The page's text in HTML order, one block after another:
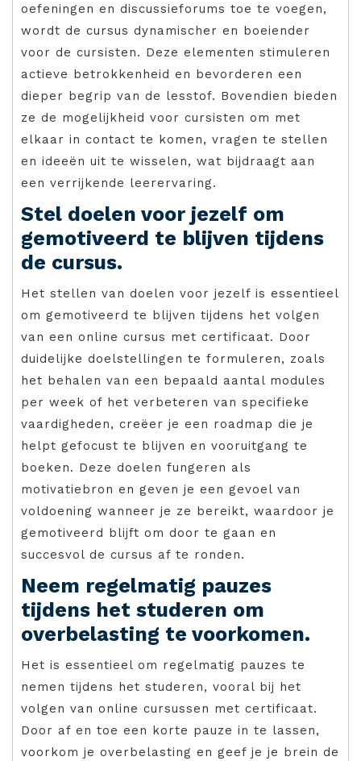
oefeningen en discussieforums toe te voegen,
wordt de cursus dynamischer en boeiender
voor de cursisten. Deze elementen stimuleren
actieve betrokkenheid en bevorderen een
dieper begrip van de lesstof. Bovendien bieden
ze de mogelijkheid voor cursisten om met
elkaar in contact te komen, vragen te stellen
en ideeën uit te wisselen, wat bijdraagt aan
een verrijkende leerervaring.
Stel doelen voor jezelf om
gemotiveerd te blijven tijdens
de cursus.
Het stellen van doelen voor jezelf is essentieel
om gemotiveerd te blijven tijdens het volgen
van een online cursus met certificaat. Door
duidelijke doelstellingen te formuleren, zoals
het behalen van een bepaald aantal modules
per week of het verbeteren van specifieke
vaardigheden, creëer je een roadmap die je
helpt gefocust te blijven en vooruitgang te
boeken. Deze doelen fungeren als
motivatiebron en geven je een gevoel van
voldoening wanneer je ze bereikt, waardoor je
gemotiveerd blijft om door te gaan en
succesvol de cursus af te ronden.
Neem regelmatig pauzes
tijdens het studeren om
overbelasting te voorkomen.
Het is essentieel om regelmatig pauzes te
nemen tijdens het studeren, vooral bij het
volgen van online cursussen met certificaat.
Door af en toe een korte pauze in te lassen,
voorkom je overbelasting en geef je je brein de